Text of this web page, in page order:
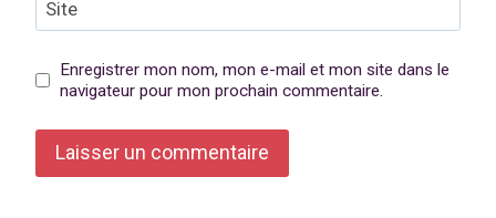
Site
Enregistrer mon nom, mon e-mail et mon site dans le
navigateur pour mon prochain commentaire.